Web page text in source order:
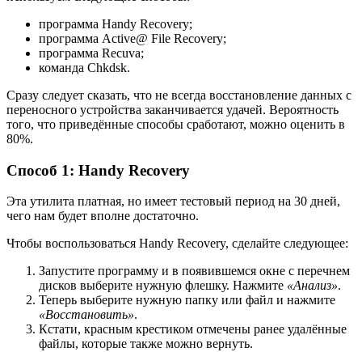
программа Handy Recovery;
программа Active@ File Recovery;
программа Recuva;
команда Chkdsk.
Сразу следует сказать, что не всегда восстановление данных с
переносного устройства заканчивается удачей. Вероятность
того, что приведённые способы сработают, можно оценить в
80%.
Способ 1: Handy Recovery
Эта утилита платная, но имеет тестовый период на 30 дней,
чего нам будет вполне достаточно.
Чтобы воспользоваться Handy Recovery, сделайте следующее:
Запустите программу и в появившемся окне с перечнем
дисков выберите нужную флешку. Нажмите «Анализ».
Теперь выберите нужную папку или файл и нажмите
«Восстановить».
Кстати, красным крестиком отмечены ранее удалённые
файлы, которые также можно вернуть.